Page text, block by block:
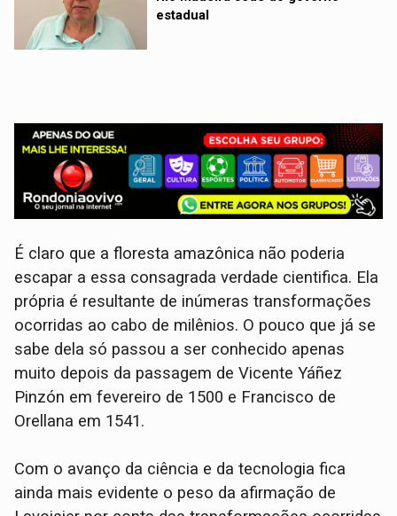
estadual
É claro que a floresta amazônica não poderia
escapar a essa consagrada verdade cientifica. Ela
própria é resultante de inúmeras transformações
ocorridas ao cabo de milênios. O pouco que já se
sabe dela só passou a ser conhecido apenas
muito depois da passagem de Vicente Yáñez
Pinzón em fevereiro de 1500 e Francisco de
Orellana em 1541.
Com o avanço da ciência e da tecnologia fica
ainda mais evidente o peso da afirmação de